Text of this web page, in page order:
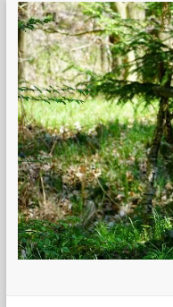
Zum
Inhalt
springen